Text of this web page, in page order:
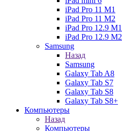
iPad Pro 11 M1
iPad Pro 11 M2
iPad Pro 12.9 M1
iPad Pro 12.9 M2
Samsung
Назад
Samsung
Galaxy Tab A8
Galaxy Tab S7
Galaxy Tab S8
Galaxy Tab S8+
Компьютеры
Назад
Компьютеры